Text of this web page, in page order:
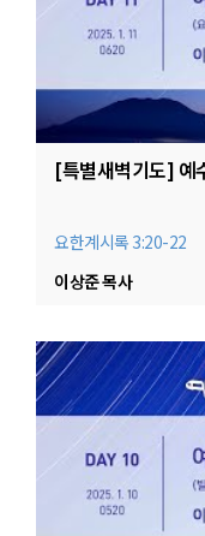
[특별새벽기도] 예
요한계시록 3:20-22
이상준 목사